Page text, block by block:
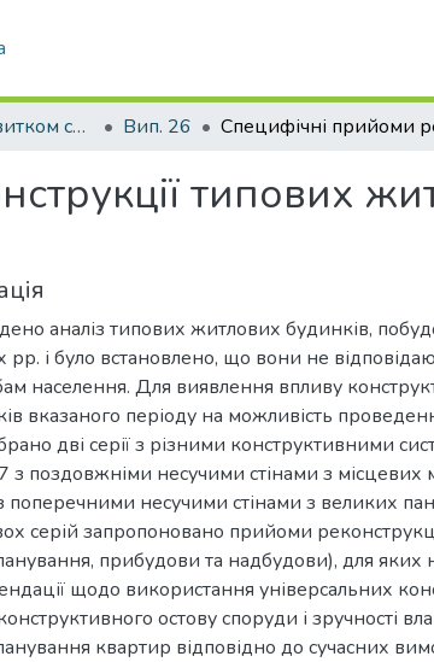
Управління розвитком складних систем Вип. 26
типових
аналіз типових житлових будинків,
рр. і було встановлено, що вони не
населення. Для виявлення впливу
вказаного періоду на можливість
дві серії з різними конструктивними
з поздовжніми несучими стінами з місцевих
поперечними несучими стінами з великих
серій запропоновано прийоми
прибудови та надбудови), для яких
щодо використання універсальних
остову споруди і зручності
квартир відповідно до сучасних